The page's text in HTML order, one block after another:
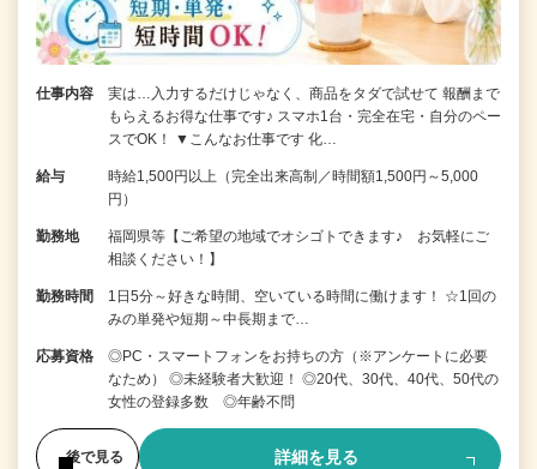
仕事内容
実は…入力するだけじゃなく、商品をタダで試せて 報酬まで
もらえるお得な仕事です♪ スマホ1台・完全在宅・自分のペー
スでOK！ ▼こんなお仕事です 化…
給与
時給1,500円以上（完全出来高制／時間額1,500円～5,000
円）
勤務地
福岡県等【ご希望の地域でオシゴトできます♪ お気軽にご
相談ください！】
勤務時間
1日5分～好きな時間、空いている時間に働けます！ ☆1回の
みの単発や短期～中長期まで…
応募資格
◎PC・スマートフォンをお持ちの方（※アンケートに必要
なため） ◎未経験者大歓迎！ ◎20代、30代、40代、50代の
女性の登録多数 ◎年齢不問
後で見る 詳細を見る